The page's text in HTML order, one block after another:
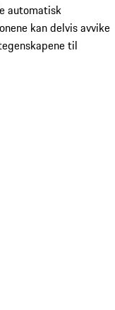
automatisk
kan delvis avvike
til